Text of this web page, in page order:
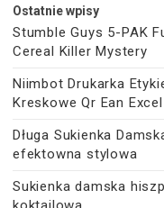
Ostatnie wpisy
Stumble Guys 5-PAK
Cereal Killer Mystery
Niimbot Drukarka
Kreskowe Qr Ean Excel
Długa Sukienka
efektowna stylowa
Sukienka damska